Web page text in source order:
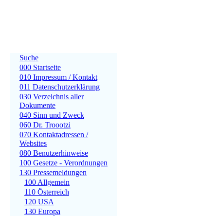
Suche
000 Startseite
010 Impressum / Kontakt
011 Datenschutzerklärung
030 Verzeichnis aller
Dokumente
040 Sinn und Zweck
060 Dr. Troootzi
070 Kontaktadressen /
Websites
080 Benutzerhinweise
100 Gesetze - Verordnungen
130 Pressemeldungen
100 Allgemein
110 Österreich
120 USA
130 Europa